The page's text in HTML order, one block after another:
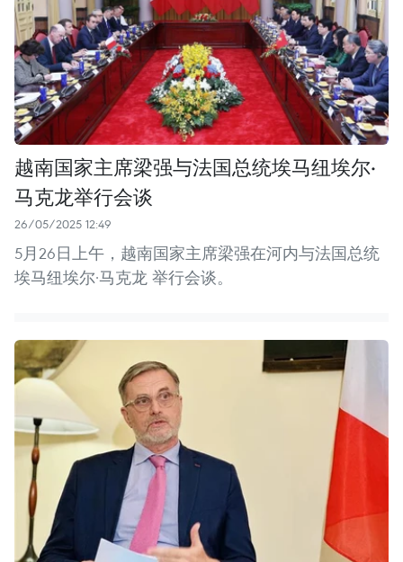
越南国家主席梁强与法国总统埃马纽埃尔·
马克龙举行会谈
26/05/2025 12:49
5月26日上午，越南国家主席梁强在河内与法国总统
埃马纽埃尔·马克龙 举行会谈。